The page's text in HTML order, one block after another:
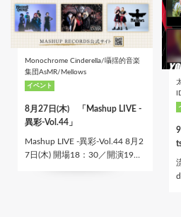
Monochrome Cinderella/囁揺的音楽
集団AsMR/Mellows
イベント
8月27日(木) 「Mashup LIVE -
異彩-Vol.44」
Mashup LIVE -異彩-Vol.44 8月2
7日(木) 開場18：30／開演19…